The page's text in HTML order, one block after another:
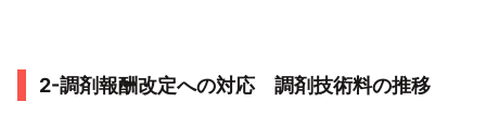
2-調剤報酬改定への対応 調剤技術料の推移